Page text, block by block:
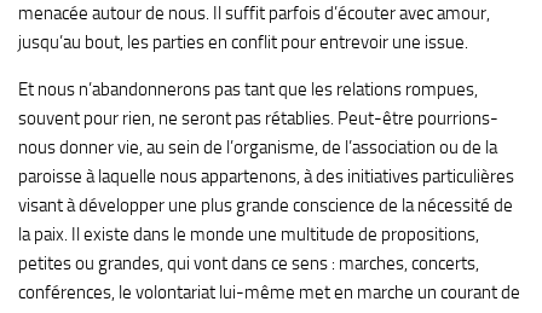
menacée autour de nous. Il suffit parfois d’écouter avec amour,
jusqu’au bout, les parties en conflit pour entrevoir une issue.
Et nous n’abandonnerons pas tant que les relations rompues,
souvent pour rien, ne seront pas rétablies. Peut-être pourrions-
nous donner vie, au sein de l’organisme, de l’association ou de la
paroisse à laquelle nous appartenons, à des initiatives particulières
visant à développer une plus grande conscience de la nécessité de
la paix. Il existe dans le monde une multitude de propositions,
petites ou grandes, qui vont dans ce sens : marches, concerts,
conférences, le volontariat lui-même met en marche un courant de